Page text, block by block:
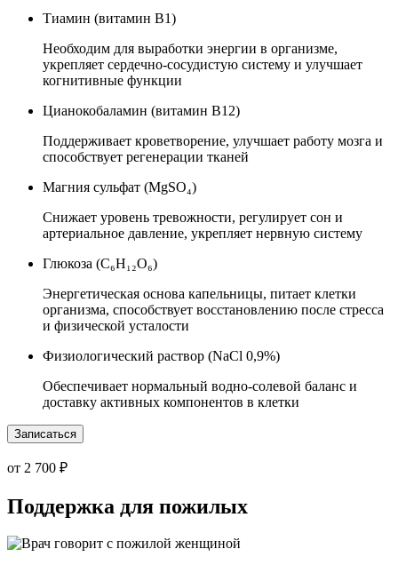
Тиамин (витамин B1)
Необходим для выработки энергии в организме,
укрепляет сердечно-сосудистую систему и улучшает
когнитивные функции
Цианокобаламин (витамин B12)
Поддерживает кроветворение, улучшает работу мозга и
способствует регенерации тканей
Магния сульфат (MgSO₄)
Снижает уровень тревожности, регулирует сон и
артериальное давление, укрепляет нервную систему
Глюкоза (C₆H₁₂O₆)
Энергетическая основа капельницы, питает клетки
организма, способствует восстановлению после стресса
и физической усталости
Физиологический раствор (NaCl 0,9%)
Обеспечивает нормальный водно-солевой баланс и
доставку активных компонентов в клетки
Записаться
от 2 700 ₽
Поддержка для пожилых